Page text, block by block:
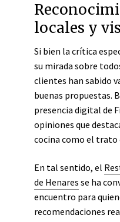
locales y
Si bien la crítica
su mirada sobre
clientes han sabido
buenas propuestas.
presencia digital de
opiniones que
cocina como el trato
En tal sentido, el
de Henares se ha
encuentro para
recomendaciones